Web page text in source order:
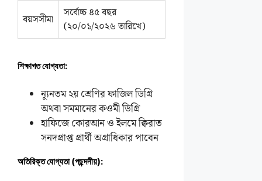
বয়সসীমা
সর্বোচ্চ ৪৫ বছর
(২০/০১/২০২৬ তারিখে)
শিক্ষাগত যোগ্যতা:
ন্যূনতম ২য় শ্রেণির ফাজিল ডিগ্রি
অথবা সমমানের কওমী ডিগ্রি
হাফিজে কোরআন ও ইলমে ক্বিরাত
সনদপ্রাপ্ত প্রার্থী অগ্রাধিকার পাবেন
অতিরিক্ত যোগ্যতা (পছন্দনীয়):